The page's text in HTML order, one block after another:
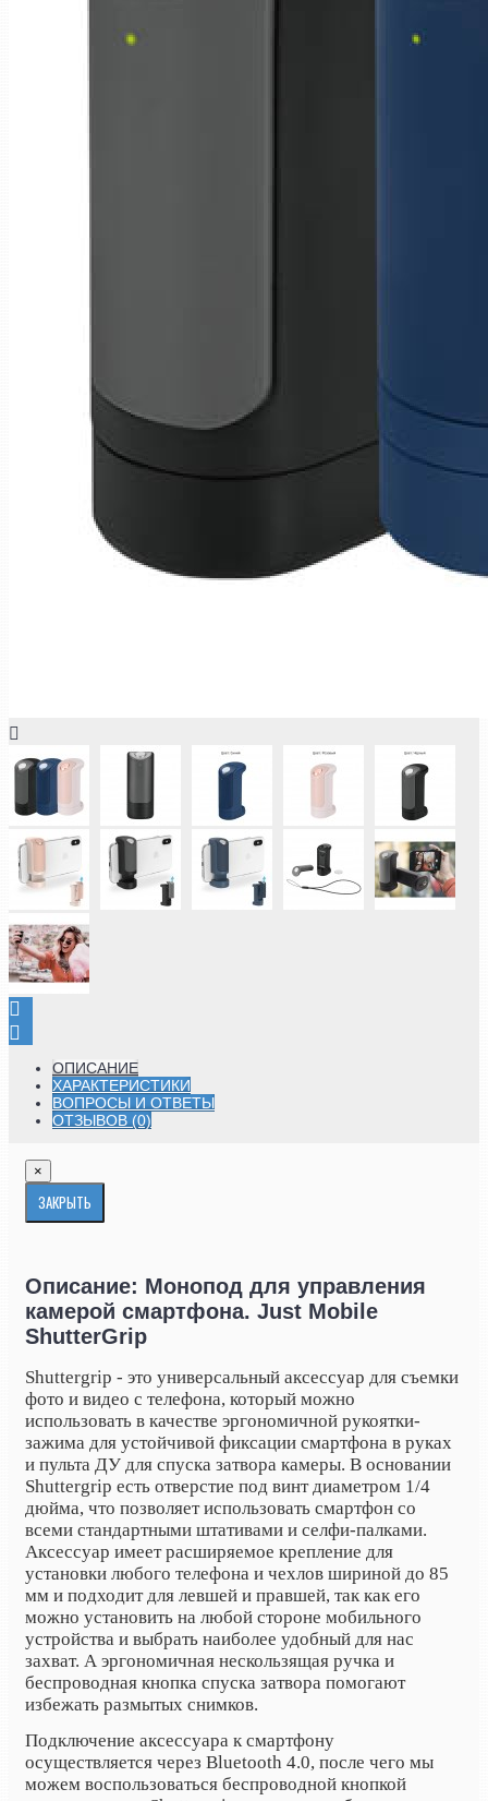
ОПИСАНИЕ
ХАРАКТЕРИСТИКИ
ВОПРОСЫ И ОТВЕТЫ
ОТЗЫВОВ (0)
×
ЗАКРЫТЬ
Описание: Монопод для управления
камерой смартфона. Just Mobile
ShutterGrip
Shuttergrip - это универсальный аксессуар для съемки
фото и видео с телефона, который можно
использовать в качестве эргономичной рукоятки-
зажима для устойчивой фиксации смартфона в руках
и пульта ДУ для спуска затвора камеры. В основании
Shuttergrip есть отверстие под винт диаметром 1/4
дюйма, что позволяет использовать смартфон со
всеми стандартными штативами и селфи-палками.
Аксессуар имеет расширяемое крепление для
установки любого телефона и чехлов шириной до 85
мм и подходит для левшей и правшей, так как его
можно установить на любой стороне мобильного
устройства и выбрать наиболее удобный для нас
захват. А эргономичная нескользящая ручка и
беспроводная кнопка спуска затвора помогают
избежать размытых снимков.
Подключение аксессуара к смартфону
осуществляется через Bluetooth 4.0, после чего мы
можем воспользоваться беспроводной кнопкой